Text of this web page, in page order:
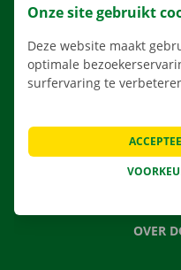
OVER
Onze site gebruikt
Deze website maakt
optimale
surfervaring te